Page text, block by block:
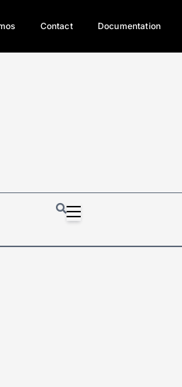
第17個原住民族、立院電競
光電場回
Contact Documentation